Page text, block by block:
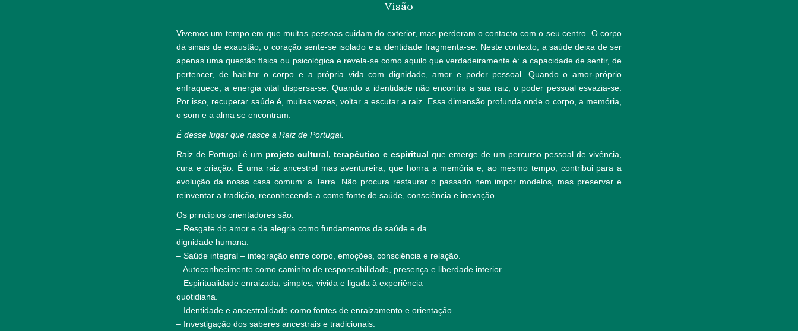
Visão
Vivemos um tempo em que muitas pessoas cuidam do exterior, mas perderam o contacto com o seu centro. O corpo
dá sinais de exaustão, o coração sente-se isolado e a identidade fragmenta-se. Neste contexto, a saúde deixa de ser
apenas uma questão física ou psicológica e revela-se como aquilo que verdadeiramente é: a capacidade de sentir, de
pertencer, de habitar o corpo e a própria vida com dignidade, amor e poder pessoal. Quando o amor-próprio
enfraquece, a energia vital dispersa-se. Quando a identidade não encontra a sua raiz, o poder pessoal esvazia-se.
Por isso, recuperar saúde é, muitas vezes, voltar a escutar a raiz. Essa dimensão profunda onde o corpo, a memória,
o som e a alma se encontram.
É desse lugar que nasce a Raiz de Portugal.
Raiz de Portugal é um projeto cultural, terapêutico e espiritual que emerge de um percurso pessoal de vivência,
cura e criação. É uma raiz ancestral mas aventureira, que honra a memória e, ao mesmo tempo, contribui para a
evolução da nossa casa comum: a Terra. Não procura restaurar o passado nem impor modelos, mas preservar e
reinventar a tradição, reconhecendo-a como fonte de saúde, consciência e inovação.
Os princípios orientadores são:
– Resgate do amor e da alegria como fundamentos da saúde e da
dignidade humana.
– Saúde integral – integração entre corpo, emoções, consciência e relação.
– Autoconhecimento como caminho de responsabilidade, presença e liberdade interior.
– Espiritualidade enraizada, simples, vivida e ligada à experiência
quotidiana.
– Identidade e ancestralidade como fontes de enraizamento e orientação.
– Investigação dos saberes ancestrais e tradicionais.